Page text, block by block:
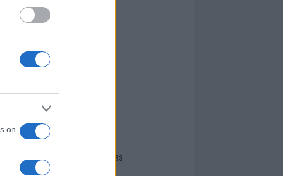
on
I nostri cari
I nostri cari
I nostri cari
Giovannimaria Cabras